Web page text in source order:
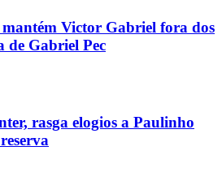
Victor Gabriel fora dos
de Gabriel Pec
rasga elogios a Paulinho